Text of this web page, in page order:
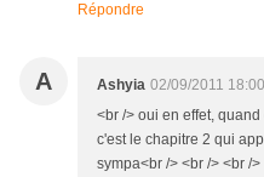
Répondre
A Ashyia 02/09/2011 18:00
<br /> oui en effet,
c'est le chapitre 2 qui
sympa<br /> <br /> <br />